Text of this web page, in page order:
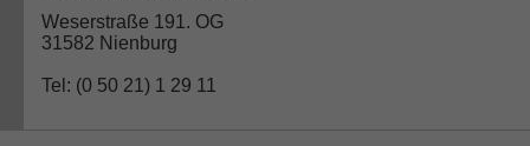
Weserstraße 191. OG
31582 Nienburg
Tel: (0 50 21) 1 29 11